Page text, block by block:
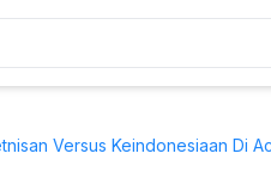
Versus Keindonesiaan Di